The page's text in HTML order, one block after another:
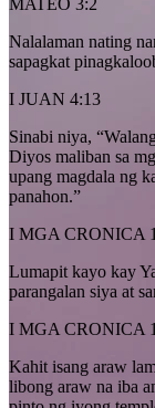
Nalalaman nating
sapagkat
I JUAN 4:13
Sinabi niya,
Diyos maliban sa
upang magdala ng
panahon.”
I MGA CRONICA
Lumapit kayo kay
parangalan siya at
I MGA CRONICA
Kahit isang araw
libong araw na iba